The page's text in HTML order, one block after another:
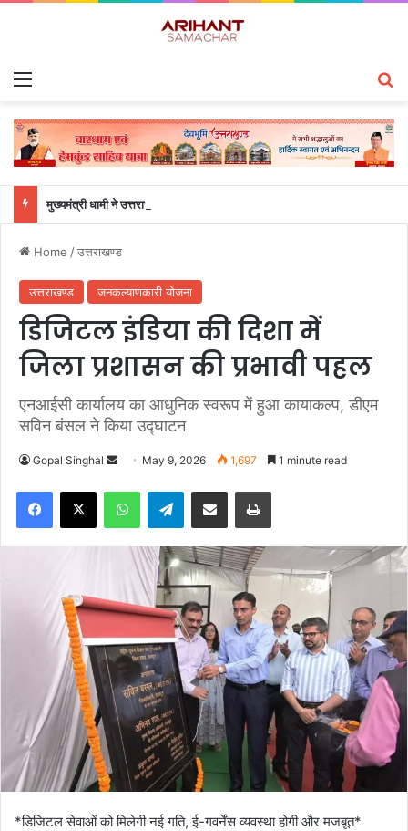
Home /उत्तराखण्ड
उत्तराखण्ड जनकल्याणकारी योजना
डिजिटल इंडिया की दिशा में
जिला प्रशासन की प्रभावी पहल
एनआईसी कार्यालय का आधुनिक स्वरूप में हुआ कायाकल्प, डीएम
सविन बंसल ने किया उद्घाटन
Gopal Singhal
n
d
a
m
a
i
May 9, 2026 1,697 1 minute read
Telegram
*डिजिटल सेवाओं को मिलेगी नई गति, ई-गवर्नेंस व्यवस्था होगी और मजबूत*